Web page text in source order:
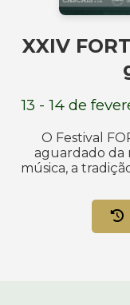
XXIV
13 - 14 de
O Festival
aguardado da
música, a